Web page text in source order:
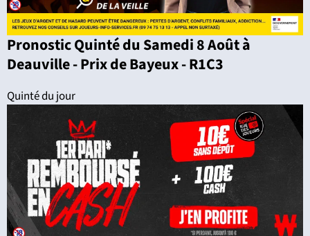
Pronostic Quinté du Samedi 8 Août à
Deauville - Prix de Bayeux - R1C3
Quinté du jour